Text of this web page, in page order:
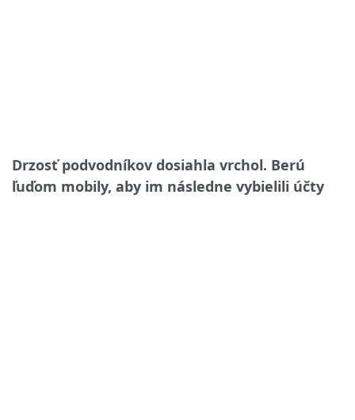
Drzosť podvodníkov dosiahla vrchol. Berú
ľuďom mobily, aby im následne vybielili účty